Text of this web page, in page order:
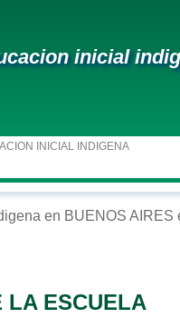
inicial
INICIAL INDIGENA
en BUENOS AIRES
LA ESCUELA